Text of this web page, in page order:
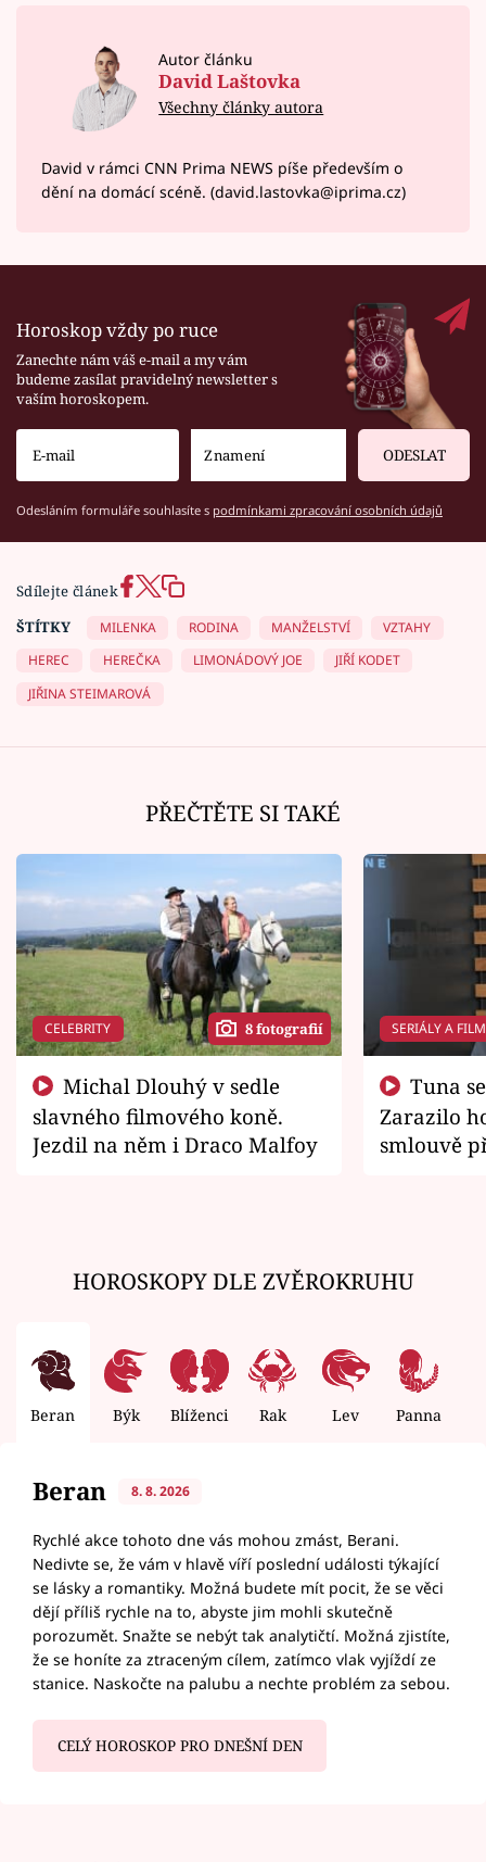
Autor článku
David Laštovka
Všechny články autora
David v rámci CNN Prima NEWS píše především o
dění na domácí scéně. (david.lastovka@iprima.cz)
Horoskop vždy po ruce
Zanechte nám váš e-mail a my vám
budeme zasílat pravidelný newsletter s
vaším horoskopem.
ODESLAT
Odesláním formuláře souhlasíte s podmínkami zpracování osobních údajů
Sdílejte článek
ŠTÍTKY
MILENKA RODINA MANŽELSTVÍ
VZTAHY
HEREC
HEREČKA LIMONÁDOVÝ JOE
JIŘÍ KODET
JIŘINA STEIMAROVÁ
PŘEČTĚTE SI TAKÉ
CELEBRITY 8 fotografií
slavného filmového koně.
Jezdil na něm i Draco Malfoy
SERIÁLY A
Zarazilo
smlouvě
HOROSKOPY DLE ZVĚROKRUHU
Beran Býk Blíženci Rak Lev Panna
Beran 8. 8. 2026
Rychlé akce tohoto dne vás mohou zmást, Berani.
Nedivte se, že vám v hlavě víří poslední události týkající
se lásky a romantiky. Možná budete mít pocit, že se věci
dějí příliš rychle na to, abyste jim mohli skutečně
porozumět. Snažte se nebýt tak analytičtí. Možná zjistíte,
že se honíte za ztraceným cílem, zatímco vlak vyjíždí ze
stanice. Naskočte na palubu a nechte problém za sebou.
CELÝ HOROSKOP PRO DNEŠNÍ DEN